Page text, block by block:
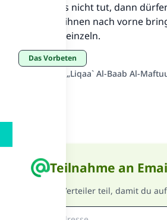
Wenn er es nicht tut, dann
einen von ihnen nach vorne
Gebet alle einzeln.
Das Vorbeten
Aus „Liqaa` Al-Baab Al-
Teilnahme an
Nimm am Email-Verteiler teil, damit du
Der Prophet -
"Wer zum Guten